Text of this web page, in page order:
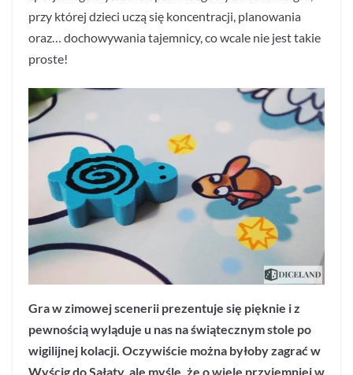
przy której dzieci uczą się koncentracji, planowania
oraz… dochowywania tajemnicy, co wcale nie jest takie
proste!
Gra w zimowej scenerii prezentuje się pięknie i z
pewnością wyląduje u nas na świątecznym stole po
wigilijnej kolacji. Oczywiście można byłoby zagrać w
Wyścig do Sałaty, ale myślę, że o wiele przyjemniej w